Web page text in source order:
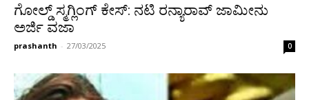
ಗೋಲ್ಡ್ ಸ್ಮಗ್ಲಿಂಗ್ ಕೇಸ್: ನಟಿ ರನ್ಯಾರಾವ್ ಜಾಮೀನು
ಅರ್ಜಿ ವಜಾ
prashanth - 27/03/2025 0